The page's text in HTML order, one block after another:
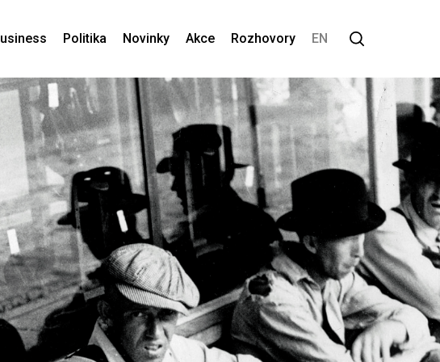
Politika Novinky Akce Rozhovory EN